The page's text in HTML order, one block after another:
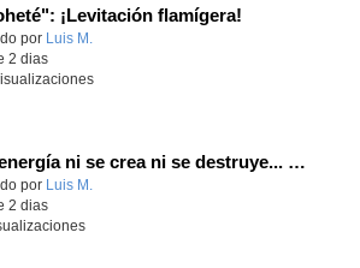
¡Levitación flamígera!
educativo.
por Luis M.
2 dias
La energía ni se crea ni se destruye... ¡se experimenta! El Tierno en la Feria Madrid es Ciencia 2026
educativo.
por Luis M.
2 dias